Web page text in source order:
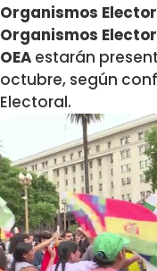
Organismos
Organismos
OEA estarán
octubre, según
Electoral.